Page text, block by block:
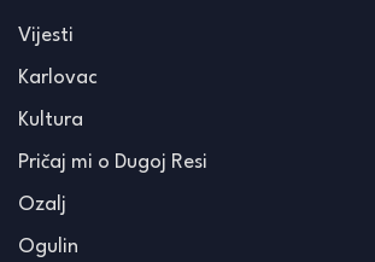
Vijesti
Karlovac
Kultura
Pričaj mi o Dugoj Resi
Ozalj
Ogulin